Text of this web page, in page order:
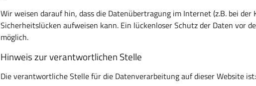
Wir weisen darauf hin, dass die Datenübertragung im Internet (z.B. bei
Sicherheitslücken aufweisen kann. Ein lückenloser Schutz der Daten vor
möglich.
Hinweis zur verantwortlichen Stelle
Die verantwortliche Stelle für die Datenverarbeitung auf dieser Website ist: